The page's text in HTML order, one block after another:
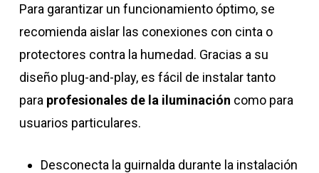
Para garantizar un funcionamiento óptimo, se
recomienda aislar las conexiones con cinta o
protectores contra la humedad. Gracias a su
diseño plug-and-play, es fácil de instalar tanto
para profesionales de la iluminación como para
usuarios particulares.
Desconecta la guirnalda durante la instalación